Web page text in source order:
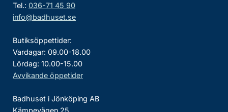
Tel.: 036-71 45 90
info@badhuset.se
Butiksöppettider:
Vardagar: 09.00-18.00
Lördag: 10.00-15.00
Avvikande öppetider
Badhuset i Jönköping AB
Kämpevägen 25